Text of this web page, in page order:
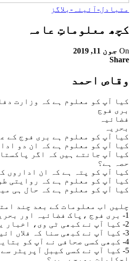
متبادل-آئینہ-بلاگز
کچھ معلوماتِ عامہ
On جون 11, 2019
Share
وقاص احمد
کیا آپ کو معلوم ہے کہ وزارت
بری فوج
فضائیہ
بحریہ
کیا آپ کو معلوم ہے بری فوج کے
کیا آپ کو معلوم ہے کہ ان دو
حصہ ہے؟
کیا آپ کو پتہ ہے کہ ان اداروں
کیا آپ کو معلوم ہے کہ روایتی
کیا آپ کو معلوم ہے کہ حال ہی
چلیں اب معلومات کے بعد چند
1- بری فوج ،پاک فضائیہ اور بحریہ کے ادارہ جاتی ترجمان موجود ہیں، کیا آپ جنرل آصف غفور کے علاوہ باقی دونوں کا نام جانتے ہیں؟
2- کیا آپ نے کبھی ٹی وی، اخبار یا سوشل میڈیا پر سنا کہ فلاں ایڈمرل صاحب فلاں سیاسی پارٹی کے لیے جوڑ توڑ کر رہے ہیں؟
3- کیا آپ نے کبھی سنا کہ فلاں ائیر وائس مارشل صاحب ہائیکورٹ اور سپریم کورٹ کے ججز کو واٹس ایپ کالز ملا رہے ہیں یا گھر میں گھس کر دھمکا رہے ہیں؟
4- کبھی کسی صحافی نے آپ کو بتایا کہ فلاں سکوارڈن لیڈر یا ونگ کمانڈر نے اسے منہ بند رکھنے کی دھمکی دی ہے؟
5- کیا آپ نے کسی کیبل آپریٹر
احکامات بھیجے ہیں؟